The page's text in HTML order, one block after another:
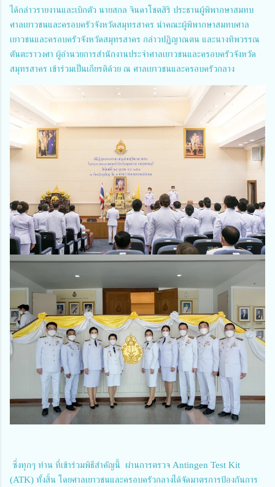
ได้กล่าวรายงานและเบิกตัว นายสกล จินดาโชตสิริ ประธานผู้พิพากษาสมทบ
ศาลเยาวชนและครอบครัวจังหวัดสมุทรสาคร นำคณะผู้พิพากษาสมทบศาล
เยาวชนและครอบครัวจังหวัดสมุทรสาคร กล่าวปฏิญาณตน และนางทิพวรรณ
ตันตะราวงศา ผู้อำนวยการสำนักงานประจำศาลเยาวชนและครอบครัวจังหวัด
สมุทรสาคร เข้าร่วมเป็นเกียรติด้วย ณ ศาลเยาวชนและครอบครัวกลาง
ซึ่งทุกๆ ท่าน ที่เข้าร่วมพิธีสำคัญนี้ ผ่านการตรวจ Antingen Test Kit
(ATK) ทั้งสิ้น โดยศาลเยาวชนและครอบครัวกลางได้จัดมาตรการป้องกันการ